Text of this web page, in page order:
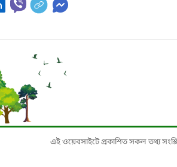
এই ওয়েবসাইটে প্রকাশিত সকল তথ্য